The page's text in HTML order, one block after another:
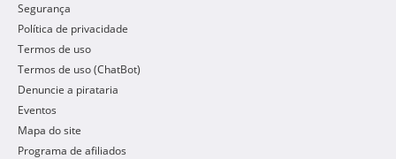
Segurança
Política de privacidade
Termos de uso
Termos de uso (ChatBot)
Denuncie a pirataria
Eventos
Mapa do site
Programa de afiliados